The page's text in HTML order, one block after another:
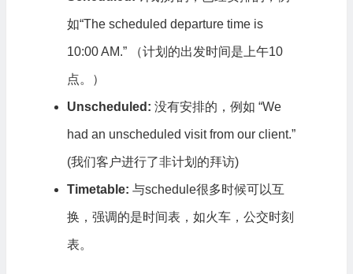
如“The scheduled departure time is
10:00 AM.” （计划的出发时间是上午10
点。）
Unscheduled: 没有安排的，例如 “We
had an unscheduled visit from our client.”
(我们客户进行了非计划的拜访)
Timetable: 与schedule很多时候可以互
换，强调的是时间表，如火车，公交时刻
表。